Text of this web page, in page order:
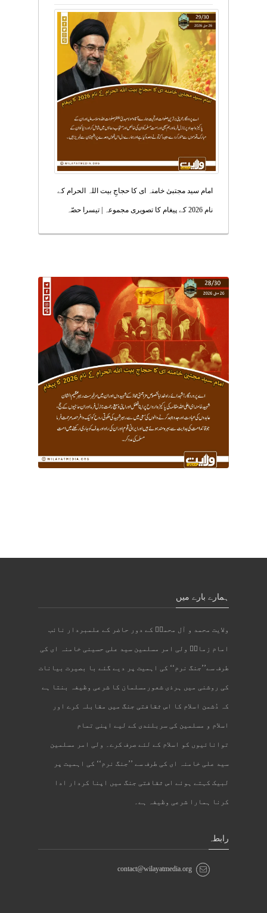
امام سید مجتبیٰ خامنہ ای کا حجاجِ بیت اللہ الحرام کے
نام 2026 کے پیغام کا تصویری مجموعہ | تیسرا حصّہ
ہمارے بارے میں
ولایت محمد و آل محمدؐ کے دور حاضر کے علمبردار نائب
امام زمانؑ ولی امر مسلمین سید علی حسینی خامنہ ای کی
طرف سے’’جنگ نرم‘‘ کی اہمیت پر دیے گئے با بصیرت بیانات
کی روشنی میں ہرذی شعورمسلمان کا شرعی وظیفہ بنتا ہے
کہ دُشمن اسلام کا اس ثقافتی جنگ میں مقابلہ کرے اور
اسلام و مسلمین کی سربلندی کے لیے اپنی تمام
توانائیوں کو اسلام کے لئے صرف کرے۔ ولی امر مسلمین
سید علی خامنہ ای کی طرف سے ’’جنگ نرم‘‘ کی اہمیت پر
لبیک کہتے ہوئے اس ثقافتی جنگ میں اپنا کردار ادا
کرنا ہمارا شرعی وظیفہ ہے۔
رابطہ
contact@wilayatmedia.org